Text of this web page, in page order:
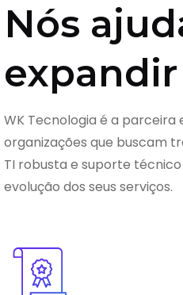
Nós
WK Tecnologia é a
organizações que buscam
TI robusta e suporte
evolução dos seus serviços.